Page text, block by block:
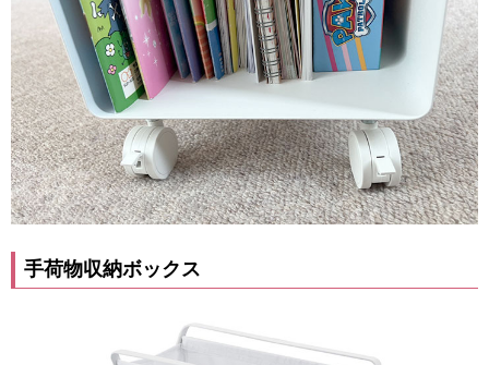
手荷物収納ボックス